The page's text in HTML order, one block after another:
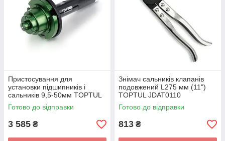
Пристосування для
установки підшипників і
сальників 9,5-50мм TOPTUL
JEBC1050
Готово до відправки
3 585 ₴
Знімач сальників клапанів
подовжений L275 мм (11")
TOPTUL JDAT0110
Готово до відправки
813 ₴